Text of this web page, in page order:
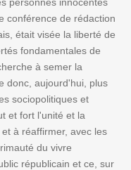
conférence de rédaction
était visée la liberté de
fondamentales de
à semer la
donc, aujourd'hui, plus
sociopolitiques et
et fort l'unité et la
à réaffirmer, avec les
du vivre
républicain et ce, sur